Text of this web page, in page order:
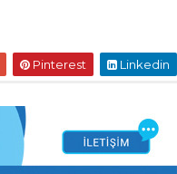
Pinterest Linkedin